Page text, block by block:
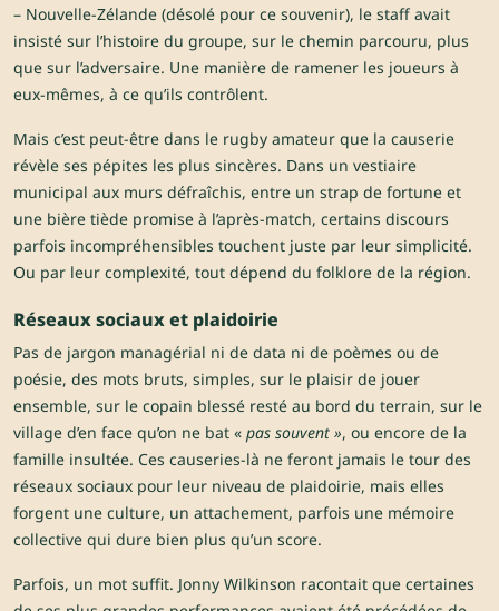
– Nouvelle-Zélande (désolé pour ce souvenir), le staff avait
insisté sur l’histoire du groupe, sur le chemin parcouru, plus
que sur l’adversaire. Une manière de ramener les joueurs à
eux-mêmes, à ce qu’ils contrôlent.
Mais c’est peut-être dans le rugby amateur que la causerie
révèle ses pépites les plus sincères. Dans un vestiaire
municipal aux murs défraîchis, entre un strap de fortune et
une bière tiède promise à l’après-match, certains discours
parfois incompréhensibles touchent juste par leur simplicité.
Ou par leur complexité, tout dépend du folklore de la région.
Réseaux sociaux et plaidoirie
Pas de jargon managérial ni de data ni de poèmes ou de
poésie, des mots bruts, simples, sur le plaisir de jouer
ensemble, sur le copain blessé resté au bord du terrain, sur le
village d’en face qu’on ne bat « pas souvent », ou encore de la
famille insultée. Ces causeries-là ne feront jamais le tour des
réseaux sociaux pour leur niveau de plaidoirie, mais elles
forgent une culture, un attachement, parfois une mémoire
collective qui dure bien plus qu’un score.
Parfois, un mot suffit. Jonny Wilkinson racontait que certaines